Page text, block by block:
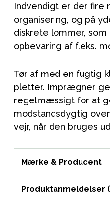
Indvendigt er der fire
organisering, og på
diskrete lommer,
opbevaring af f.eks.
Tør af med en fugtig
pletter. Imprægner
regelmæssigt for at
modstandsdygtig
vejr, når den bruges
Mærke & Producent
Produktanmeldelser (